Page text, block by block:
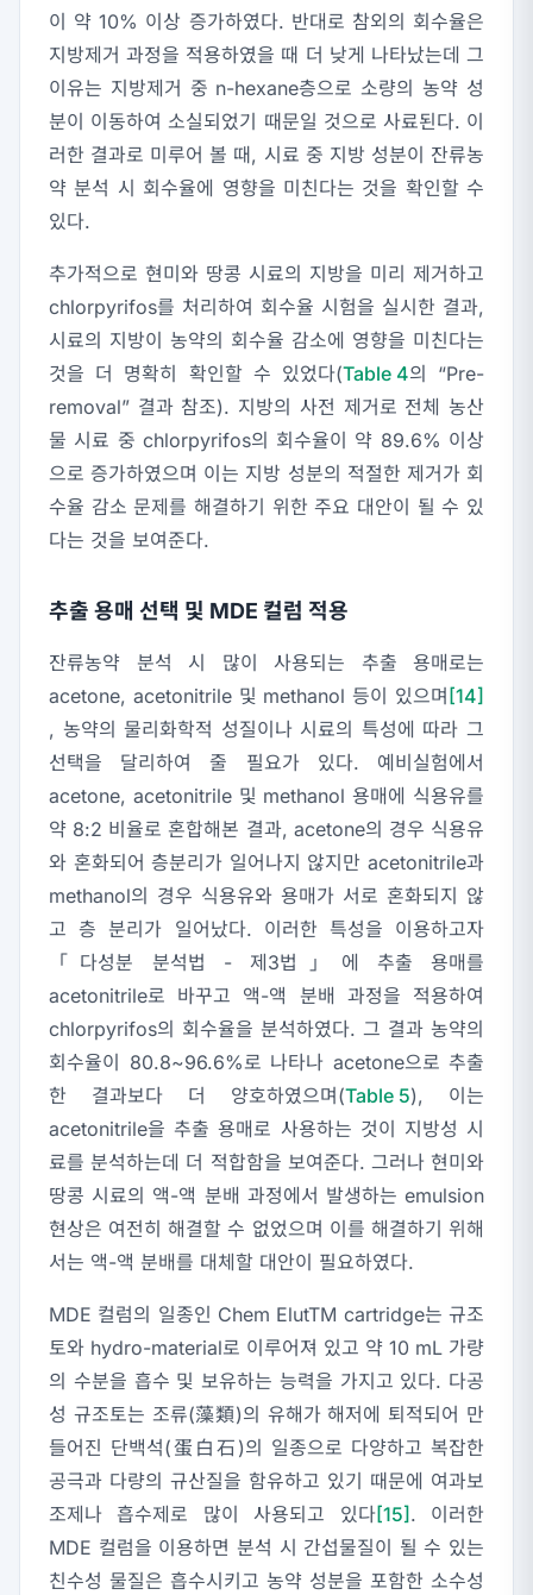
이 약 10% 이상 증가하였다. 반대로 참외의 회수율은
지방제거 과정을 적용하였을 때 더 낮게 나타났는데 그
이유는 지방제거 중 n-hexane층으로 소량의 농약 성
분이 이동하여 소실되었기 때문일 것으로 사료된다. 이
러한 결과로 미루어 볼 때, 시료 중 지방 성분이 잔류농
약 분석 시 회수율에 영향을 미친다는 것을 확인할 수
있다.
추가적으로 현미와 땅콩 시료의 지방을 미리 제거하고
chlorpyrifos를 처리하여 회수율 시험을 실시한 결과,
시료의 지방이 농약의 회수율 감소에 영향을 미친다는
것을 더 명확히 확인할 수 있었다(Table 4의 “Pre-
removal” 결과 참조). 지방의 사전 제거로 전체 농산
물 시료 중 chlorpyrifos의 회수율이 약 89.6% 이상
으로 증가하였으며 이는 지방 성분의 적절한 제거가 회
수율 감소 문제를 해결하기 위한 주요 대안이 될 수 있
다는 것을 보여준다.
추출 용매 선택 및 MDE 컬럼 적용
잔류농약 분석 시 많이 사용되는 추출 용매로는
acetone, acetonitrile 및 methanol 등이 있으며 [14]
, 농약의 물리화학적 성질이나 시료의 특성에 따라 그
선택을 달리하여 줄 필요가 있다. 예비실험에서
acetone, acetonitrile 및 methanol 용매에 식용유를
약 8:2 비율로 혼합해본 결과, acetone의 경우 식용유
와 혼화되어 층분리가 일어나지 않지만 acetonitrile과
methanol의 경우 식용유와 용매가 서로 혼화되지 않
고 층 분리가 일어났다. 이러한 특성을 이용하고자
「다성분 분석법 - 제3법」에 추출 용매를
acetonitrile로 바꾸고 액-액 분배 과정을 적용하여
chlorpyrifos의 회수율을 분석하였다. 그 결과 농약의
회수율이 80.8~96.6%로 나타나 acetone으로 추출
한 결과보다 더 양호하였으며(Table 5), 이는
acetonitrile을 추출 용매로 사용하는 것이 지방성 시
료를 분석하는데 더 적합함을 보여준다. 그러나 현미와
땅콩 시료의 액-액 분배 과정에서 발생하는 emulsion
현상은 여전히 해결할 수 없었으며 이를 해결하기 위해
서는 액-액 분배를 대체할 대안이 필요하였다.
MDE 컬럼의 일종인 Chem ElutTM cartridge는 규조
토와 hydro-material로 이루어져 있고 약 10 mL 가량
의 수분을 흡수 및 보유하는 능력을 가지고 있다. 다공
성 규조토는 조류(藻類)의 유해가 해저에 퇴적되어 만
들어진 단백석(蛋白石)의 일종으로 다양하고 복잡한
공극과 다량의 규산질을 함유하고 있기 때문에 여과보
조제나 흡수제로 많이 사용되고 있다[15] . 이러한
MDE 컬럼을 이용하면 분석 시 간섭물질이 될 수 있는
친수성 물질은 흡수시키고 농약 성분을 포함한 소수성